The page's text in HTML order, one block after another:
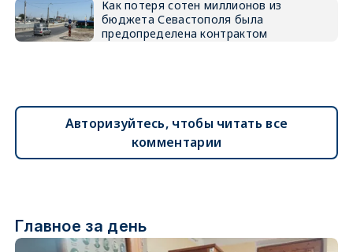
Как потеря сотен миллионов из
бюджета Севастополя была
предопределена контрактом
Авторизуйтесь, чтобы читать все
комментарии
Главное за день